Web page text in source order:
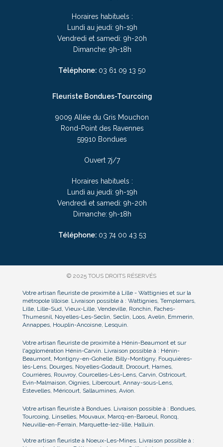
Horaires habituels :
Lundi au jeudi: 9h-19h
Vendredi et samedi: 9h-20h
Dimanche: 9h-18h
Téléphone: 03 61 09 13 50
Fleuriste Bondues-Tourcoing
9009 Allée du Gris Mouchon
Rond-Point des Ravennes
59910 Bondues
Ouvert 7j/7
Horaires habituels :
Lundi au jeudi: 9h-19h
Vendredi et samedi: 9h-20h
Dimanche: 9h-18h
Téléphone: 03 74 00 43 53
© 2025 TOUS DROITS RÉSERVÉS
Votre artisan fleuriste de proximité à Lille - Wattignies et sur la
métropole lilloise. Livraison possible à : Wattignies, Templemars,
Lille, Lille-Sud, Vieux-Lille, Vendeville, Ronchin, Faches-
Thumesnil, Noyelles-Les-Seclin, Seclin, Loos, Avelin, Emmerin,
Annappes, Houplin-Ancoisne, Lesquin.
Votre artisan fleuriste de proximité à Hénin-Beaumont et sur
l'agglomération Hénin-Carvin. Livraison possible à : Hénin-
Beaumont, Montigny-en-Gohelle, Billy-Montigny, Fouquières-
lès-Lens, Dourges, Noyelles-Godault, Drocourt, Harnes,
Courrières, Rouvroy, Courcelles-Lès-Lens, Carvin, Ostricourt,
Evin-Malmaison, Oignies, Libercourt, Annay-sous-Lens,
Estevelles, Méricourt, Sallaumines, Avion.
Votre artisan fleuriste à Bondues. Livraison possible à : Bondues,
Tourcoing, Linselles, Mouvaux, Marcq-en-Baroeul, Roncq,
Neuville-en-Ferrain, Marquette-lez-lille, Halluin.
Votre artisan fleuriste à Noeux-Les-Mines. Livraison possible à :